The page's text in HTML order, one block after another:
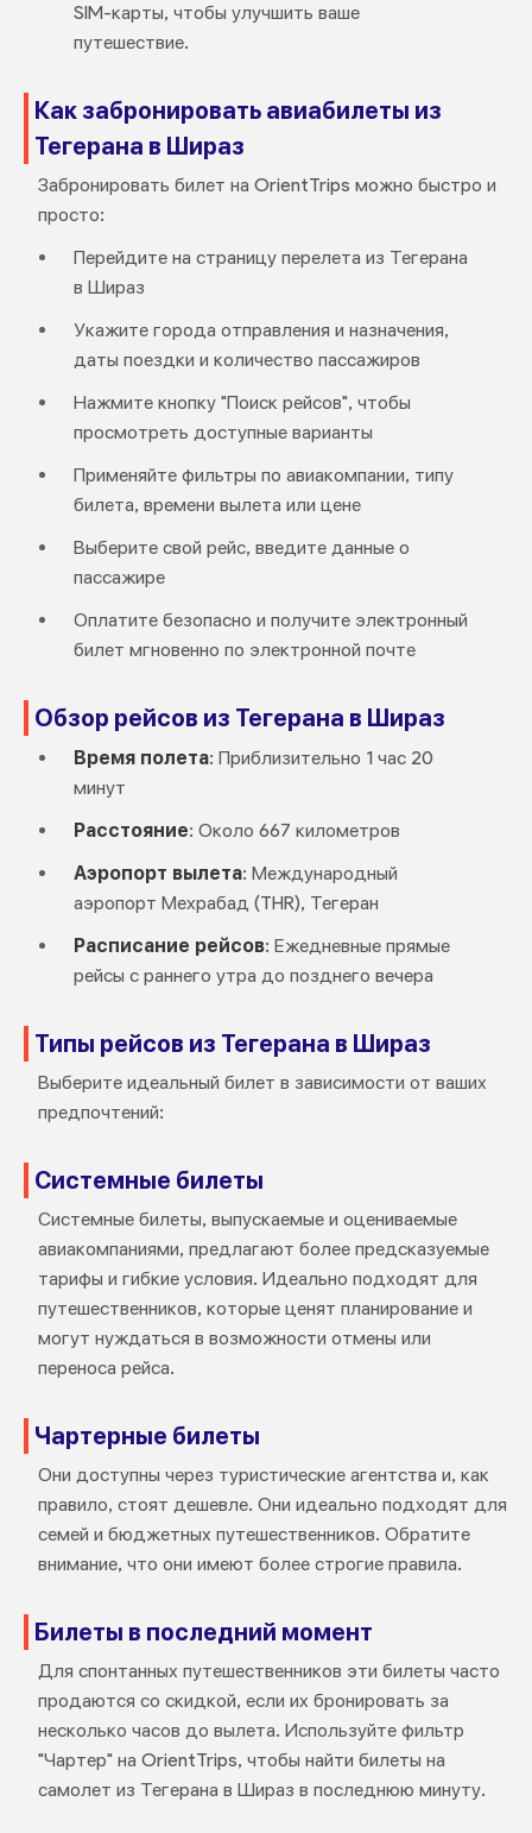
SIM-карты, чтобы улучшить ваше
путешествие.
Как забронировать авиабилеты из
Тегерана в Шираз
Забронировать билет на OrientTrips можно быстро и
просто:
Перейдите на страницу перелета из Тегерана
в Шираз
Укажите города отправления и назначения,
даты поездки и количество пассажиров
Нажмите кнопку "Поиск рейсов", чтобы
просмотреть доступные варианты
Применяйте фильтры по авиакомпании, типу
билета, времени вылета или цене
Выберите свой рейс, введите данные о
пассажире
Оплатите безопасно и получите электронный
билет мгновенно по электронной почте
Обзор рейсов из Тегерана в Шираз
Время полета: Приблизительно 1 час 20
минут
Расстояние: Около 667 километров
Аэропорт вылета: Международный
аэропорт Мехрабад (THR), Тегеран
Расписание рейсов: Ежедневные прямые
рейсы с раннего утра до позднего вечера
Типы рейсов из Тегерана в Шираз
Выберите идеальный билет в зависимости от ваших
предпочтений:
Системные билеты
Системные билеты, выпускаемые и оцениваемые
авиакомпаниями, предлагают более предсказуемые
тарифы и гибкие условия. Идеально подходят для
путешественников, которые ценят планирование и
могут нуждаться в возможности отмены или
переноса рейса.
Чартерные билеты
Они доступны через туристические агентства и, как
правило, стоят дешевле. Они идеально подходят для
семей и бюджетных путешественников. Обратите
внимание, что они имеют более строгие правила.
Билеты в последний момент
Для спонтанных путешественников эти билеты часто
продаются со скидкой, если их бронировать за
несколько часов до вылета. Используйте фильтр
"Чартер" на OrientTrips, чтобы найти билеты на
самолет из Тегерана в Шираз в последнюю минуту.